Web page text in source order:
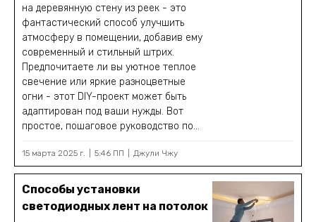
на деревянную стену из реек - это
фантастический способ улучшить
атмосферу в помещении, добавив ему
современный и стильный штрих.
Предпочитаете ли вы уютное теплое
свечение или яркие разноцветные
огни - этот DIY-проект может быть
адаптирован под ваши нужды. Вот
простое, пошаговое руководство по...
15 марта 2025 г. 5:46 ПП Джули Чжу
Способы установки
светодиодных лент на потолок